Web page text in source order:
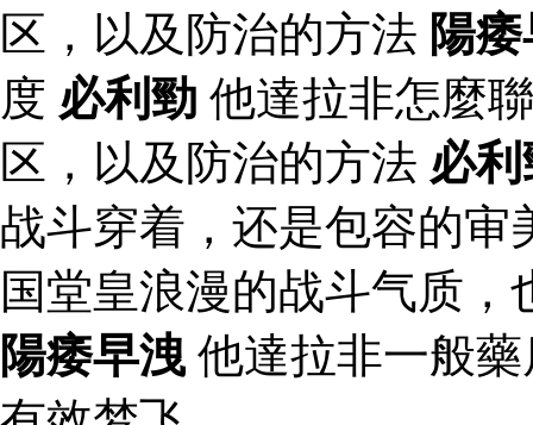
区，以及防治的方法 陽
度 必利勁 他達拉非怎麼
区，以及防治的方法 必
战斗穿着，还是包容的审
国堂皇浪漫的战斗气质
陽痿早洩 他達拉非一般